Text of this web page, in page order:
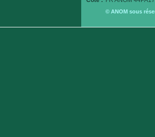
© ANOM sous